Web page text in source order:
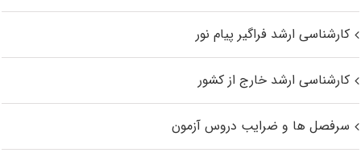
کارشناسی ارشد فراگیر پیام نور
کارشناسی ارشد خارج از کشور
سرفصل ها و ضرایب دروس آزمون